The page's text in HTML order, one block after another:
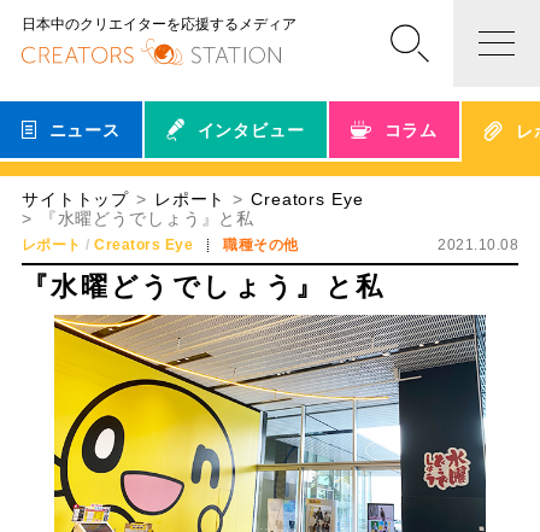
日本中のクリエイターを応援するメディア
ニュース インタビュー コラム レ
サイトトップ レポート
Creators Eye
『水曜どうでしょう』と私
レポート Creators Eye 職種その他 2021.10.08
『水曜どうでしょう』と私